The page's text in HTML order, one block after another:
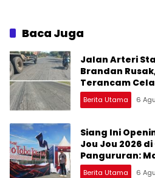
Peluangnya
Baca Juga
Jalan Arteri
Brandan
Terancam
Berita Utama 6
Siang Ini
Jou Jou 2026
Pangururan:
Marsada Band
Berita Utama 6